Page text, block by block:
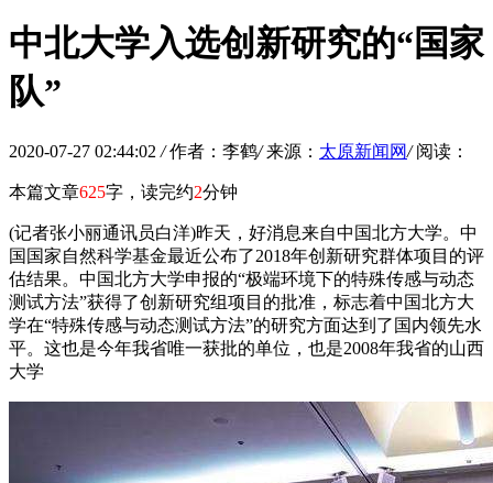
中北大学入选创新研究的“国家
队”
2020-07-27 02:44:02 / 作者：李鹤/ 来源： 太原新闻网/ 阅读：
本篇文章625字，读完约2分钟
(记者张小丽通讯员白洋)昨天，好消息来自中国北方大学。中
国国家自然科学基金最近公布了2018年创新研究群体项目的评
估结果。中国北方大学申报的“极端环境下的特殊传感与动态
测试方法”获得了创新研究组项目的批准，标志着中国北方大
学在“特殊传感与动态测试方法”的研究方面达到了国内领先水
平。这也是今年我省唯一获批的单位，也是2008年我省的山西
大学